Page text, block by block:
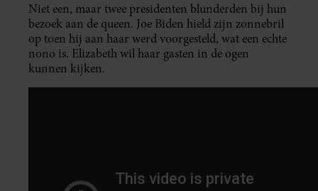
Niet een, maar twee presidenten blunderden bij hun
bezoek aan de queen. Joe Biden hield zijn zonnebril
op toen hij aan haar werd voorgesteld, wat een echte
nono is. Elizabeth wil haar gasten in de ogen
kunnen kijken.